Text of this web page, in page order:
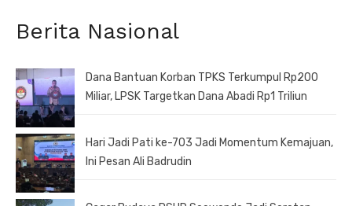
Berita Nasional
Dana Bantuan Korban TPKS Terkumpul Rp200
Miliar, LPSK Targetkan Dana Abadi Rp1 Triliun
Hari Jadi Pati ke-703 Jadi Momentum Kemajuan,
Ini Pesan Ali Badrudin